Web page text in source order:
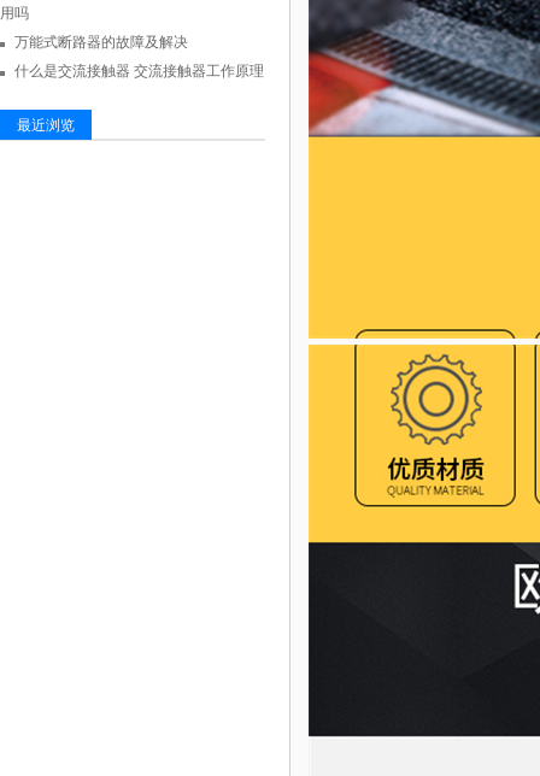
用吗
万能式断路器的故障及解决
什么是交流接触器 交流接触器工作原理
最近浏览